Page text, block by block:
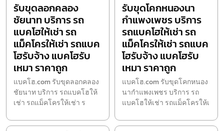
รับขุดลอกคลอง
ชัยนาท บริการ รถ
แบคโฮให้เช่า รถ
แม็คโครให้เช่า รถแบค
โฮรับจ้าง แบคโฮรับ
เหมา ราคาถูก
แบคโฮ.com รับขุดลอกคลอง
ชัยนาท บริการ รถแบคโฮให้
เช่า รถแม็คโครให้เช่า ร
รับขุดโคกหนองนา
กำแพงเพชร บริการ
รถแบคโฮให้เช่า รถ
แม็คโครให้เช่า รถแบค
โฮรับจ้าง แบคโฮรับ
เหมา ราคาถูก
แบคโฮ.com รับขุดโคกหนอง
นากำแพงเพชร บริการ รถ
แบคโฮให้เช่า รถแม็คโครให้เ